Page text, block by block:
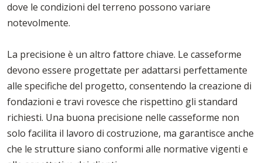
dove le condizioni del terreno possono variare
notevolmente.
La precisione è un altro fattore chiave. Le casseforme
devono essere progettate per adattarsi perfettamente
alle specifiche del progetto, consentendo la creazione di
fondazioni e travi rovesce che rispettino gli standard
richiesti. Una buona precisione nelle casseforme non
solo facilita il lavoro di costruzione, ma garantisce anche
che le strutture siano conformi alle normative vigenti e